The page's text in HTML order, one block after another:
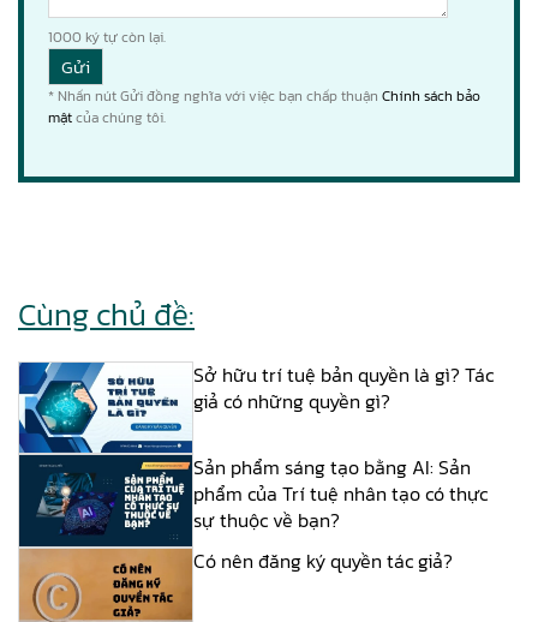
1000 ký tự còn lại.
* Nhấn nút Gửi đồng nghĩa với việc bạn chấp thuận Chính sách bảo
mậtcủa chúng tôi.
Cùng chủ đề:
Sở hữu trí tuệ bản quyền là gì? Tác
giả có những quyền gì?
Sản phẩm sáng tạo bằng AI: Sản
phẩm của Trí tuệ nhân tạo có thực
sự thuộc về bạn?
Có nên đăng ký quyền tác giả?